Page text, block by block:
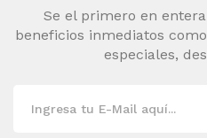
Se el primero en
beneficios inmediatos
especiales,